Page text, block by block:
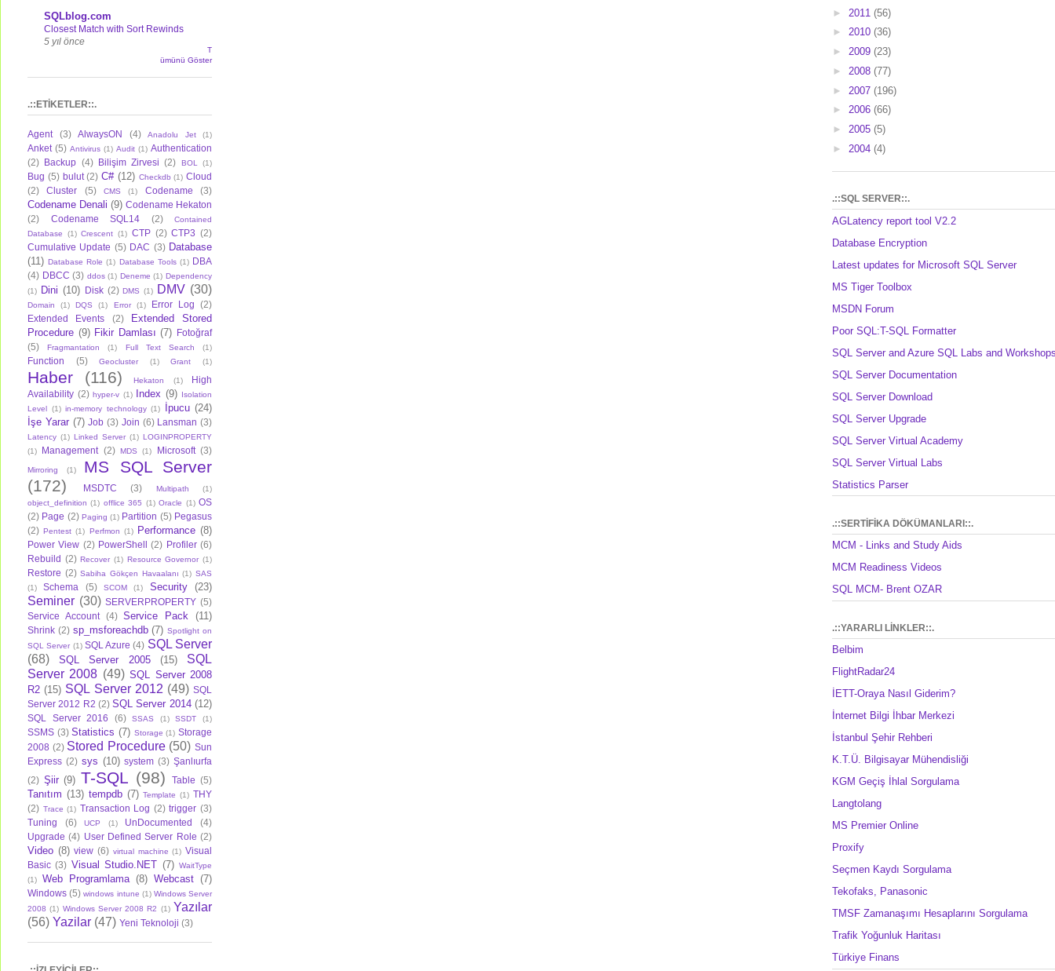
SQLblog.com
Closest Match with Sort Rewinds
5 yıl önce
T
ümünü Göster
.::ETİKETLER::.
Agent (3) AlwaysON (4) Anadolu Jet (1)
Anket (5) Antivirus (1) Audit (1) Authentication
(2)
Backup (4) Bilişim Zirvesi (2) BOL (1)
Bug (5) bulut (2) C# (12) Checkdb (1) Cloud
(2)
Cluster (5) CMS (1) Codename (3)
Codename Denali (9) Codename Hekaton
(2)
Codename SQL14 (2)
Contained
Database
(1) Crescent (1) CTP (2) CTP3 (2)
Cumulative Update (5) DAC (3) Database
(11) Database Role (1) Database Tools (1) DBA
(4) DBCC (3) ddos (1) Deneme (1) Dependency
(1)
Dini (10) Disk (2) DMS (1) DMV (30)
Domain (1) DQS (1) Error (1) Error Log
(2)
Extended Events
(2)
Extended Stored
Procedure (9) Fikir Damlası (7)
Fotoğraf
(5)
Fragmantation (1) Full Text Search (1)
Function (5) Geocluster (1) Grant (1)
Haber (116) Hekaton (1)
High
Availability (2) hyper-v (1) Index (9)
Isolation
Level
(1) in-memory technology (1) İpucu (24)
İşe Yarar (7) Job (3) Join (6) Lansman (3)
Latency (1) Linked Server (1) LOGINPROPERTY
(1)
Management (2) MDS (1) Microsoft (3)
Mirroring (1)
MS SQL Server
(172)
MSDTC (3) Multipath
(1)
object_definition (1) offlice 365 (1) Oracle (1) OS
(2) Page (2) Paging (1) Partition (5) Pegasus
(2) Pentest (1) Perfmon (1) Performance (8)
Power View (2) PowerShell (2) Profiler (6)
Rebuild (2) Recover (1) Resource Governor (1)
Restore (2) Sabiha Gökçen Havaalanı (1) SAS
(1)
Schema (5) SCOM (1) Security (23)
Seminer (30) SERVERPROPERTY (5)
Service Account
(4) Service Pack (11)
Shrink (2) sp_msforeachdb (7) Spotlight on
SQL Server (1) SQL Azure (4) SQL Server
(68)
SQL Server 2005 (15)
SQL
Server 2008 (49) SQL Server 2008
R2 (15) SQL Server 2012 (49) SQL
Server 2012 R2 (2) SQL Server 2014 (12)
SQL Server 2016 (6) SSAS (1) SSDT (1)
SSMS (3) Statistics (7) Storage (1) Storage
2008 (2) Stored Procedure (50) Sun
Express (2) sys (10) system (3) Şanlıurfa
(2) Şiir (9) T-SQL (98) Table (5)
Tanıtım (13) tempdb (7) Template (1) THY
(2) Trace (1) Transaction Log (2) trigger (3)
Tuning
(6) UCP (1) UnDocumented
(4)
Upgrade (4) User Defined Server Role (2)
Video (8) view (6) virtual machine (1) Visual
Basic (3) Visual Studio.NET (7) WaitType
(1)
Web Programlama (8) Webcast (7)
Windows (5) windows intune (1) Windows Server
2008 (1) Windows Server 2008 R2 (1) Yazılar
(56) Yazilar (47) Yeni Teknoloji (3)
► 2011 (56)
► 2010 (36)
► 2009 (23)
► 2008 (77)
► 2007 (196)
► 2006 (66)
► 2005 (5)
► 2004 (4)
.::SQL SERVER::.
AGLatency report tool V2.2
Database Encryption
Latest updates for Microsoft SQL Server
MS Tiger Toolbox
MSDN Forum
Poor SQL:T-SQL Formatter
SQL Server and Azure SQL Labs and
SQL Server Documentation
SQL Server Download
SQL Server Upgrade
SQL Server Virtual Academy
SQL Server Virtual Labs
Statistics Parser
.::SERTİFİKA DÖKÜMANLARI::.
MCM - Links and Study Aids
MCM Readiness Videos
SQL MCM- Brent OZAR
.::YARARLI LİNKLER::.
Belbim
FlightRadar24
İETT-Oraya Nasıl Giderim?
İnternet Bilgi İhbar Merkezi
İstanbul Şehir Rehberi
K.T.Ü. Bilgisayar Mühendisliği
KGM Geçiş İhlal Sorgulama
Langtolang
MS Premier Online
Proxify
Seçmen Kaydı Sorgulama
Tekofaks, Panasonic
TMSF Zamanaşımı Hesaplarını Sorgulama
Trafik Yoğunluk Haritası
Türkiye Finans